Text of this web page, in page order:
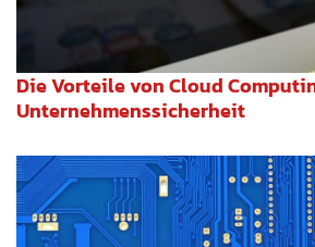
Die Vorteile von Cloud
Unternehmenssicherheit